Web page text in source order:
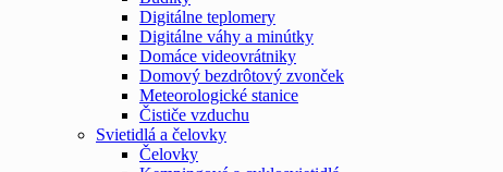
Digitálne teplomery
Digitálne váhy a minútky
Domáce videovrátniky
Domový bezdrôtový zvonček
Meteorologické stanice
Čističe vzduchu
Svietidlá a čelovky
Čelovky